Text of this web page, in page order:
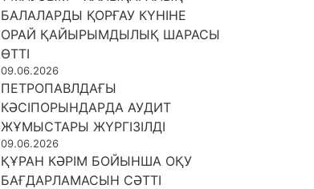
БАЛАЛАРДЫ ҚОРҒАУ КҮНІНЕ
ОРАЙ ҚАЙЫРЫМДЫЛЫҚ ШАРАСЫ
ӨТТІ
09.06.2026
ПЕТРОПАВЛДАҒЫ
КӘСІПОРЫНДАРДА АУДИТ
ЖҰМЫСТАРЫ ЖҮРГІЗІЛДІ
09.06.2026
ҚҰРАН КӘРІМ БОЙЫНША ОҚУ
БАҒДАРЛАМАСЫН СӘТТІ